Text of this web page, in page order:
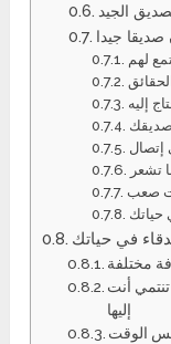
الجيد
جيدا
لهم
إليه
صديقك
إتصال
تشعر
صعب
حياتك
في حياتك
مختلفة
أنت
إليها
الوقت